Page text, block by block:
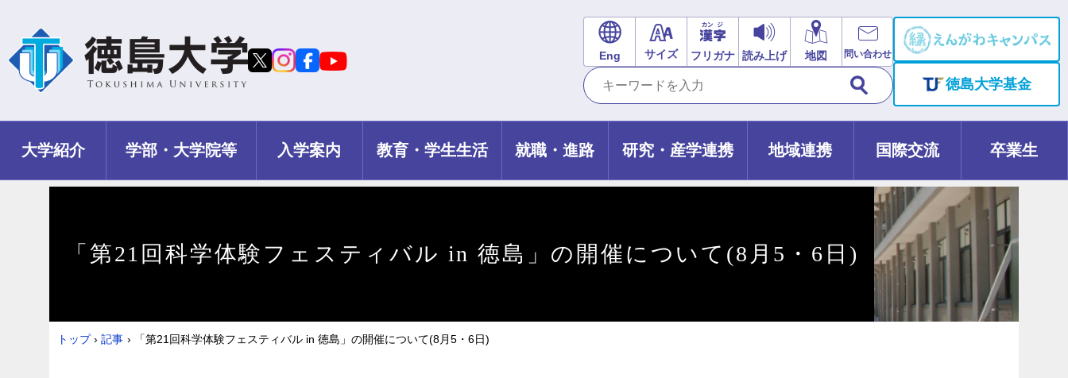
Eng サイズ フリガナ 読み上げ 地図 問い合わせ
徳島大学基金
大学紹介 学部・大学院等 入学案内 教育・学生生活 就職・進路 研究・産学連携 地域連携 国際交流 卒業生
「第21回科学体験フェスティバル in 徳島」の開催について(8月5・6日)
トップ › 記事 › 「第21回科学体験フェスティバル in 徳島」の開催について(8月5・6日)